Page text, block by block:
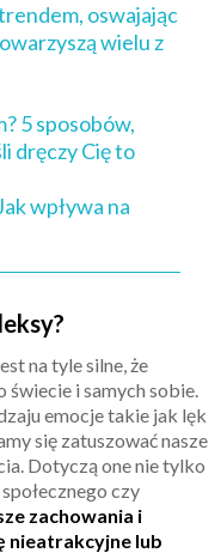
oswajając
wielu z
5 sposobów,
dręczy Cię to
wpływa na
na tyle silne, że
świecie i samych sobie.
emocje takie jak lęk
się zatuszować nasze
Dotyczą one nie tylko
czy
zachowania i
nieatrakcyjne lub